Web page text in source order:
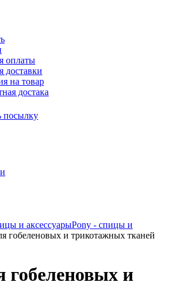
оплаты
доставки
на товар
достака
посылку
и аксессуарыPony - спицы и
гобеленовых и трикотажных тканей
и